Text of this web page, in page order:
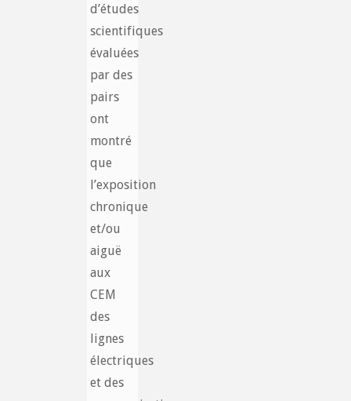
d’études
scientifiques
évaluées
par des
pairs
ont
montré
que
l’exposition
chronique
et/ou
aiguë
aux
CEM
des
lignes
électriques
et des